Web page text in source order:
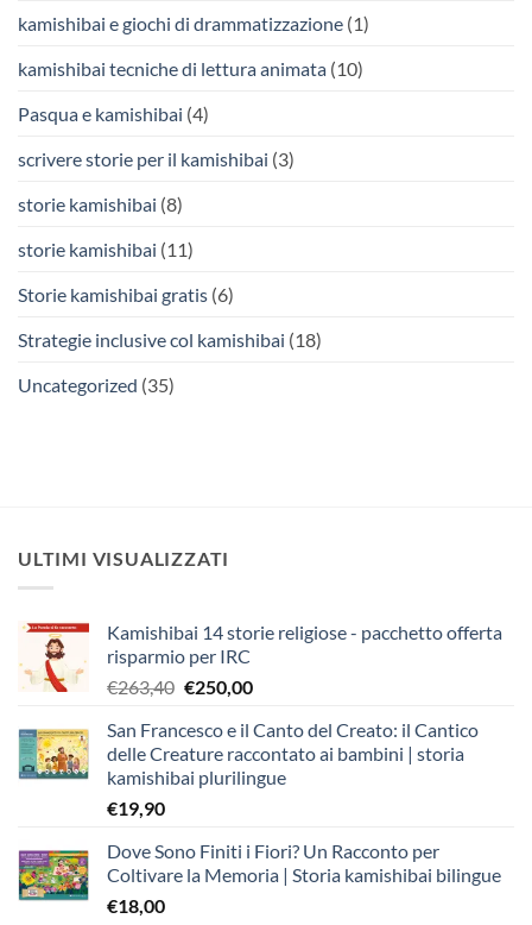
kamishibai e giochi di drammatizzazione (1)
kamishibai tecniche di lettura animata (10)
Pasqua e kamishibai (4)
scrivere storie per il kamishibai (3)
storie kamishibai (8)
storie kamishibai (11)
Storie kamishibai gratis (6)
Strategie inclusive col kamishibai (18)
Uncategorized (35)
ULTIMI VISUALIZZATI
Kamishibai 14 storie religiose - pacchetto offerta
risparmio per IRC
€263,40 Il
originale
era:
€263,40.
€250,00Il
attuale
è:
€250,00.
San Francesco e il Canto del Creato: il Cantico
delle Creature raccontato ai bambini | storia
kamishibai plurilingue
€19,90
Dove Sono Finiti i Fiori? Un Racconto per
Coltivare la Memoria | Storia kamishibai bilingue
€18,00